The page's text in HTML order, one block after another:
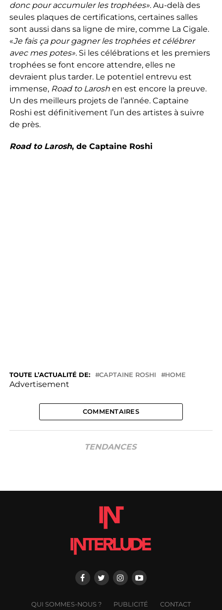
donc pour accumuler les trophées».Au-delà des
seules plaques de certifications, certaines salles
sont aussi dans sa ligne de mire, comme La Cigale.
«Je fais ça pour gagner les trophées et célébrer
avec mes potes».Si les célébrations et les premiers
trophées se font encore attendre, elles ne
devraient plus tarder. Le potentiel entrevu est
immense, Road to Laroshen est encore la preuve.
Un des meilleurs projets de l’année. Captaine
Roshi est définitivement l’un des artistes à suivre
de près.
Road to Larosh, de Captaine Roshi
TOUTE L’ACTUALITÉ DE: CAPTAINE ROSHI HOME
Advertisement
COMMENTAIRES
TENDANCES
QUI SOMMES-NOUS ? PUBLICITÉ CONTACT